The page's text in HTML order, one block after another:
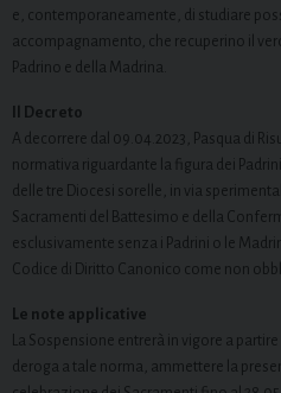
e, contemporaneamente, di studiare
accompagnamento, che recuperino il
Padrino e della Madrina.
Il Decreto
A decorrere dal 09.04.2023, Pasqua di
normativa riguardante la figura dei
delle tre Diocesi sorelle, in via
Sacramenti del Battesimo e della
esclusivamente senza i Padrini o le
Codice di Diritto Canonico come non
Le note applicative
La Sospensione entrerà in vigore a
deroga a tale norma, ammettere la